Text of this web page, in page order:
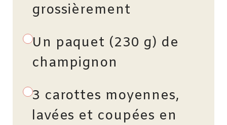
grossièrement
Un paquet (230 g) de
champignon
3 carottes moyennes,
lavées et coupées en